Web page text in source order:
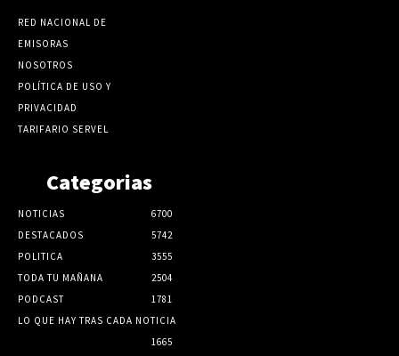
RED NACIONAL DE
EMISORAS
NOSOTROS
POLÍTICA DE USO Y
PRIVACIDAD
TARIFARIO SERVEL
Categorias
NOTICIAS
6700
DESTACADOS
5742
POLITICA
3555
TODA TU MAÑANA
2504
PODCAST
1781
LO QUE HAY TRAS CADA NOTICIA
1665